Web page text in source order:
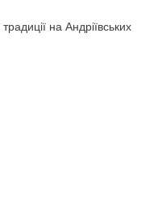
на Андріївських